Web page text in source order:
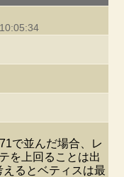
で並んだ場合、レ
を上回ることは出
るとベティスは最